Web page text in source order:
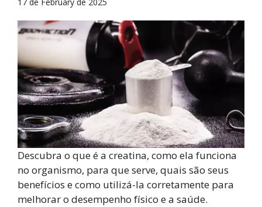
Descubra o que é a creatina, como ela funciona
no organismo, para que serve, quais são seus
benefícios e como utilizá-la corretamente para
melhorar o desempenho físico e a saúde.